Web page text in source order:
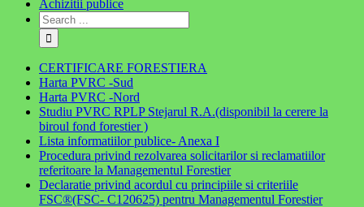
Achizitii publice
CERTIFICARE FORESTIERA
Harta PVRC -Sud
Harta PVRC -Nord
Studiu PVRC RPLP Stejarul R.A.(disponibil la cerere la
biroul fond forestier )
Lista informatiilor publice- Anexa I
Procedura privind rezolvarea solicitarilor si reclamatiilor
referitoare la Managementul Forestier
Declaratie privind acordul cu principiile si criteriile
FSC®(FSC- C120625) pentru Managementul Forestier